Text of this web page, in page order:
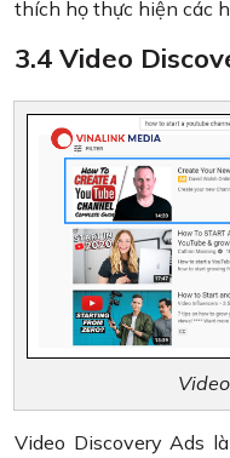
thích họ thực hiện các
3.4 Video
Video Discovery Ads